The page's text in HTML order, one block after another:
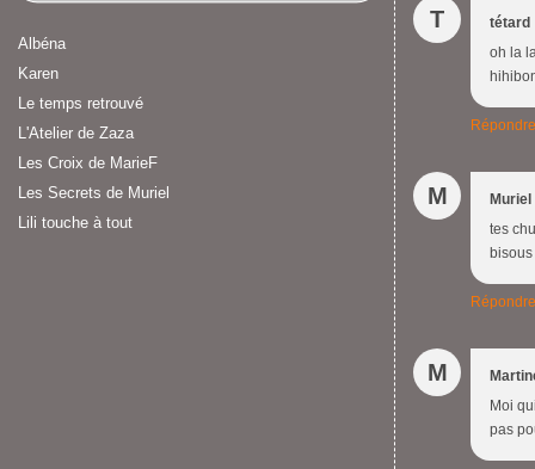
Albéna
Karen
Le temps retrouvé
L'Atelier de Zaza
Les Croix de MarieF
Les Secrets de Muriel
Lili touche à tout
T
tétard
oh la
Répondre
M
tes
Répondre
M
Moi
pas